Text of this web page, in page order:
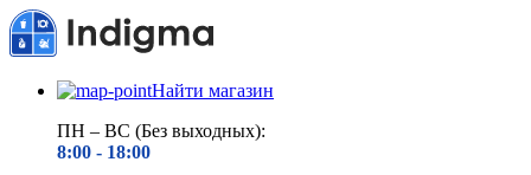
Найти магазин
ПН – ВС (Без выходных):
8:00 - 18:00